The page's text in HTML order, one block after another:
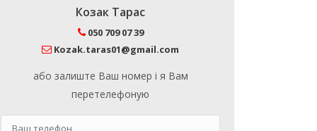
Козак Тарас
050 709 07 39
Kozak.taras01@gmail.com
або залиште Ваш номер і я Вам
перетелефоную